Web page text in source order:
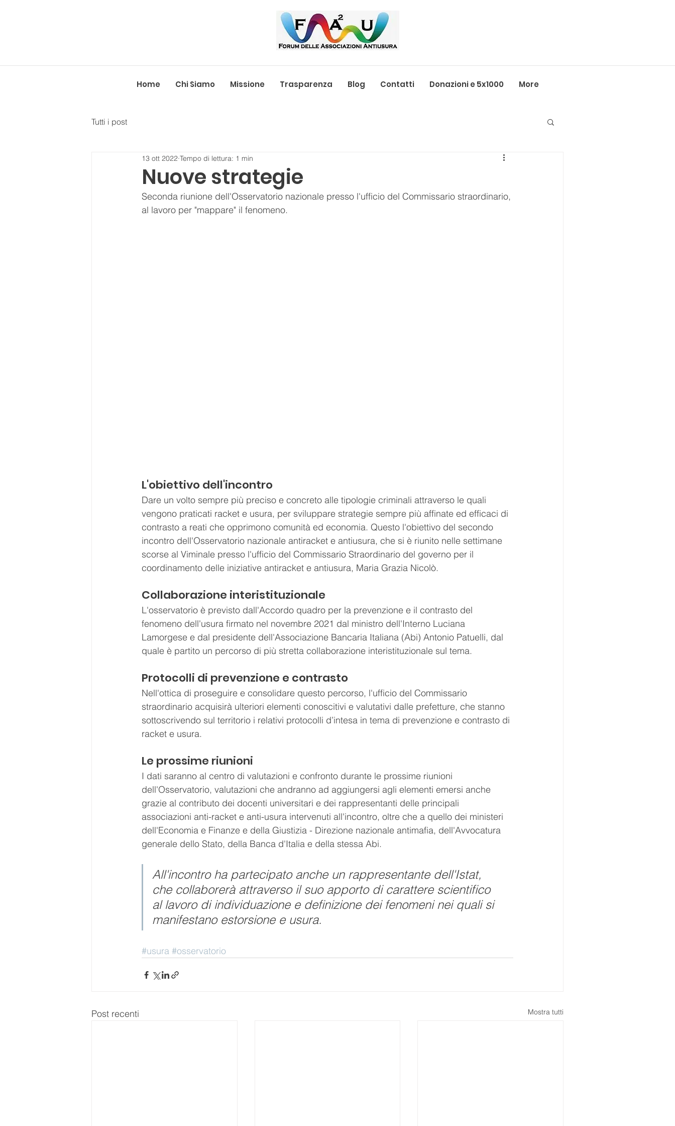
Home Chi Siamo Missione Trasparenza Blog Contatti Donazioni e 5x1000 More
Tutti i post
Nuove strategie
13 ott 2022 Tempo di lettura: 1 min
Seconda riunione dell'Osservatorio nazionale presso l'ufficio del Commissario straordinario,
al lavoro per "mappare" il fenomeno.
L'obiettivo dell'incontro
Dare un volto sempre più preciso e concreto alle tipologie criminali attraverso le quali
vengono praticati racket e usura, per sviluppare strategie sempre più affinate ed efficaci di
contrasto a reati che opprimono comunità ed economia. Questo l'obiettivo del secondo
incontro dell'Osservatorio nazionale antiracket e antiusura, che si è riunito nelle settimane
scorse al Viminale presso l'ufficio del Commissario Straordinario del governo per il
coordinamento delle iniziative antiracket e antiusura, Maria Grazia Nicolò.
Collaborazione interistituzionale
L'osservatorio è previsto dall'Accordo quadro per la prevenzione e il contrasto del
fenomeno dell'usura firmato nel novembre 2021 dal ministro dell'Interno Luciana
Lamorgese e dal presidente dell'Associazione Bancaria Italiana (Abi) Antonio Patuelli, dal
quale è partito un percorso di più stretta collaborazione interistituzionale sul tema.
Protocolli di prevenzione e contrasto
Nell'ottica di proseguire e consolidare questo percorso, l'ufficio del Commissario
straordinario acquisirà ulteriori elementi conoscitivi e valutativi dalle prefetture, che stanno
sottoscrivendo sul territorio i relativi protocolli d’intesa in tema di prevenzione e contrasto di
racket e usura.
Le prossime riunioni
I dati saranno al centro di valutazioni e confronto durante le prossime riunioni
dell'Osservatorio, valutazioni che andranno ad aggiungersi agli elementi emersi anche
grazie al contributo dei docenti universitari e dei rappresentanti delle principali
associazioni anti-racket e anti-usura intervenuti all'incontro, oltre che a quello dei ministeri
dell'Economia e Finanze e della Giustizia - Direzione nazionale antimafia, dell'Avvocatura
generale dello Stato, della Banca d'Italia e della stessa Abi.
All'incontro ha partecipato anche un rappresentante dell'Istat,
che collaborerà attraverso il suo apporto di carattere scientifico
al lavoro di individuazione e definizione dei fenomeni nei quali si
manifestano estorsione e usura.
#usura #osservatorio
Post recenti Mostra tutti